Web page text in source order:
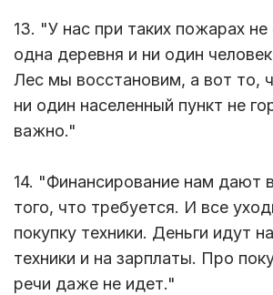
13. "У нас при таких пожарах не
одна деревня и ни один
Лес мы восстановим, а вот то,
ни один населенный пункт не
важно."
14. "Финансирование нам дают
того, что требуется. И все
покупку техники. Деньги идут
техники и на зарплаты. Про
речи даже не идет."